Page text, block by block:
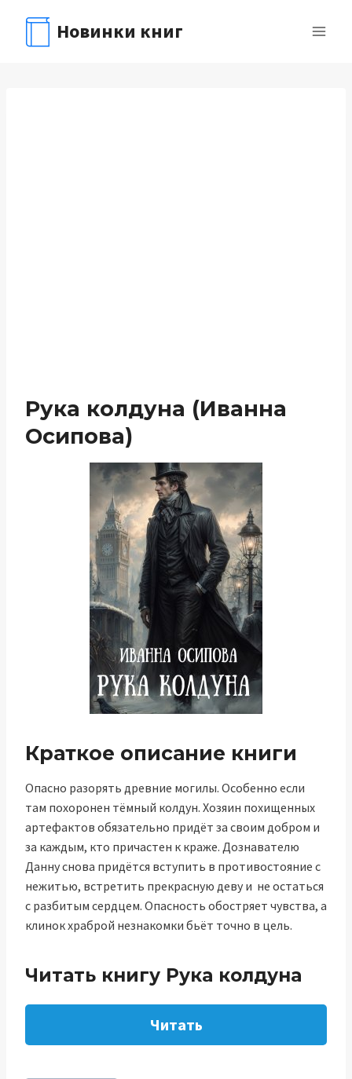
содержимому
Новинки книг
Рука колдуна (Иванна
Осипова)
Краткое описание книги
Опасно разорять древние могилы. Особенно если
там похоронен тёмный колдун. Хозяин похищенных
артефактов обязательно придёт за своим добром и
за каждым, кто причастен к краже. Дознавателю
Данну снова придётся вступить в противостояние с
нежитью, встретить прекрасную деву и не остаться
с разбитым сердцем. Опасность обостряет чувства, а
клинок храброй незнакомки бьёт точно в цель.
Читать книгу Рука колдуна
Читать